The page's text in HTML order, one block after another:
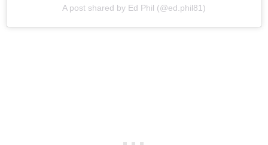
A post shared by Ed Phil (@ed.phil81)